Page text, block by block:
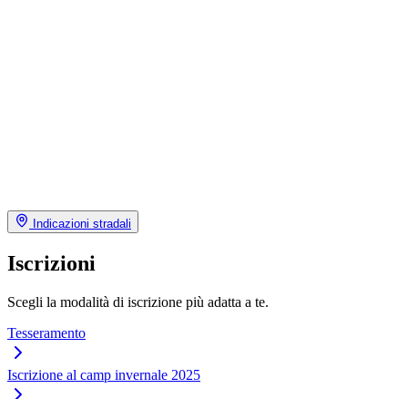
Indicazioni stradali
Iscrizioni
Scegli la modalità di iscrizione più adatta a te.
Tesseramento
Iscrizione al camp invernale 2025